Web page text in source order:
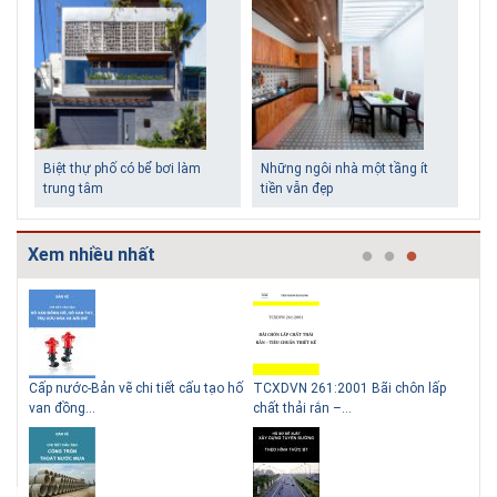
Biệt thự phố có bể bơi làm
trung tâm
Những ngôi nhà một tầng ít
tiền vẫn đẹp
Lý do nên sử dụng gạch block
để xây nhà
Thiết kế nhà siêu nhỏ độc đáo
Xem nhiều nhất
Cấp nước-Bản vẽ chi tiết cấu tạo hố
van đồng...
TCXDVN 261:2001 Bãi chôn lấp
chất thải rắn –...